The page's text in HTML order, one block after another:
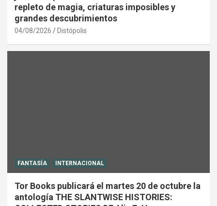
repleto de magia, criaturas imposibles y
grandes descubrimientos
04/08/2026 Distópolis
FANTASÍA INTERNACIONAL
Tor Books publicará el martes 20 de octubre la
antología THE SLANTWISE HISTORIES: